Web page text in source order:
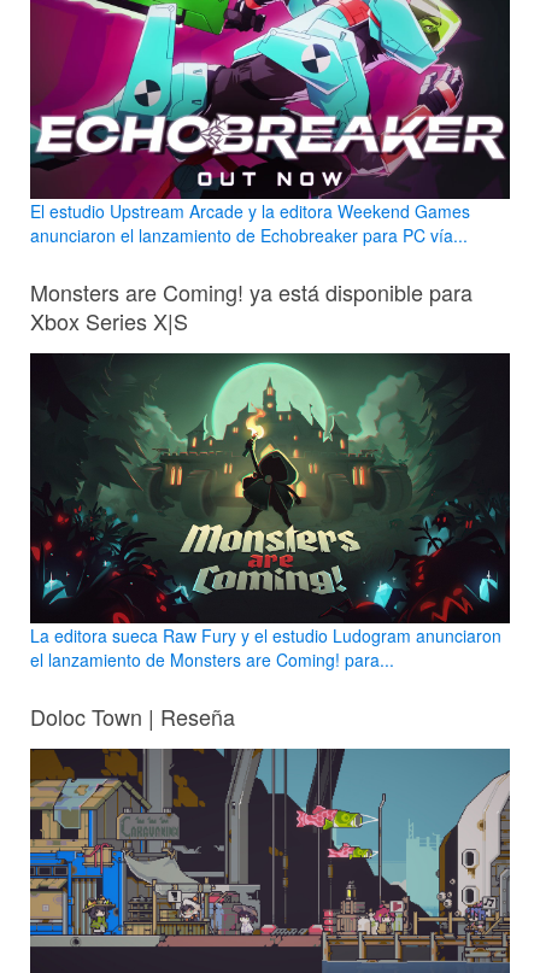
El estudio Upstream Arcade y la editora Weekend Games
anunciaron el lanzamiento de Echobreaker para PC vía...
Monsters are Coming! ya está disponible para
Xbox Series X|S
La editora sueca Raw Fury y el estudio Ludogram anunciaron
el lanzamiento de Monsters are Coming! para...
Doloc Town | Reseña